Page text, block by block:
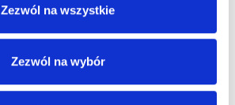
Zezwól na wszystkie
Zezwól na wybór